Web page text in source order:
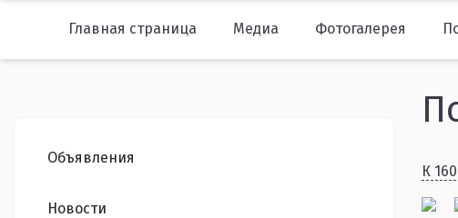
Главная страница Медиа Фотогалерея
Объявления
Новости
К